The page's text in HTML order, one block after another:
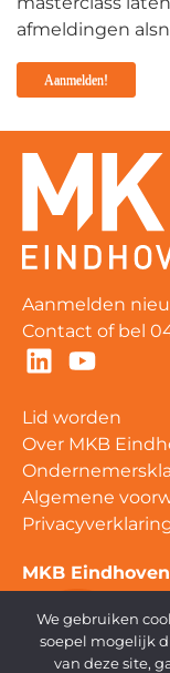
afmeldingen
Aanmelden!
MKB Eindhoven
5627 GB
Lid worden
Over MKB
Algemene
Aanmelden
Contact of bel
We gebruiken
soepel mogelijk
van deze site,